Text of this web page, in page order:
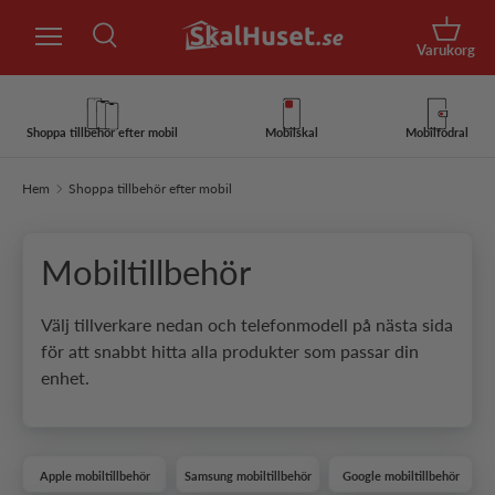
Hoppa till innehåll
Sök
Korg
Varukorg
Shoppa tillbehör efter mobil Mobilskal Mobilfodral
Hem Shoppa tillbehör efter mobil
Mobiltillbehör
Välj tillverkare nedan och telefonmodell på nästa sida
för att snabbt hitta alla produkter som passar din
enhet.
Apple mobiltillbehör Samsung mobiltillbehör Google mobiltillbehör